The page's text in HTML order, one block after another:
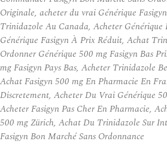
Originale, acheter du vrai Générique
Trinidazole Au Canada, Acheter Générique
Générique Fasigyn À Prix Réduit, Achat
Ordonner Générique 500 mg Fasigyn Bas
mg Fasigyn Pays Bas, Acheter Trinidazole
Achat Fasigyn 500 mg En Pharmacie En
Discretement, Acheter Du Vrai Générique
Acheter Fasigyn Pas Cher En Pharmacie,
500 mg Zürich, Achat Du Trinidazole Sur
Fasigyn Bon Marché Sans Ordonnance